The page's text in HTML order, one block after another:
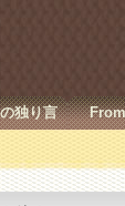
独り言